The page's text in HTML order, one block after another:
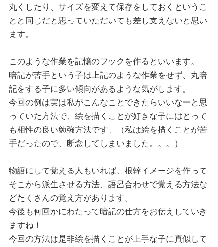
丸くしたり、サイズを変えて保存をしておくというこ
とと同じだと思っていただいても差し支えないと思い
ます。
このような作業を記憶のフックを作るといいます。
暗記が苦手という子は上記のような作業をせず、丸暗
記をする子に多い傾向があるような気がします。
今回の例は実は私がこんなことできたらいいなーと思
っていた方法で、絵を描くことが好きな子にはとって
も相性の良い勉強方法です。（私は絵を描くことが苦
手だったので、断念してしまいました。。。）
物語にして覚える人もいれば、根幹イメージを作って
そこから派生させる方法、語呂合わせで覚える方法な
どたくさんの覚え方があります。
今後も何回かにわたって暗記の仕方をお伝えしていき
ますね！
今回の方法は是非絵を描くことが上手な子に真似して